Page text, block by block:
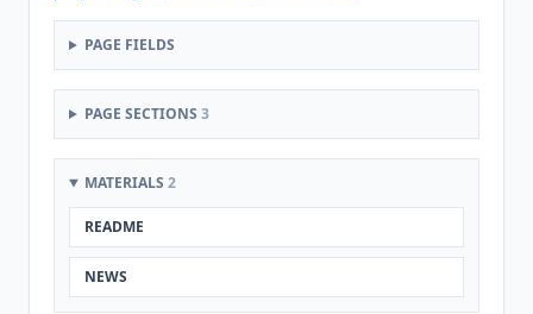
PAGE FIELDS
PAGE SECTIONS 3
MATERIALS 2
README
NEWS